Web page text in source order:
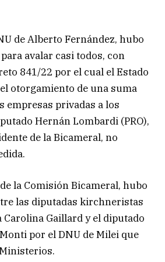
de Alberto Fernández, hubo
avalar casi todos, con
841/22 por el cual el Estado
otorgamiento de una suma
empresas privadas a los
Hernán Lombardi (PRO),
de la Bicameral, no
la Comisión Bicameral, hubo
las diputadas kirchneristas
Carolina Gaillard y el diputado
por el DNU de Milei que